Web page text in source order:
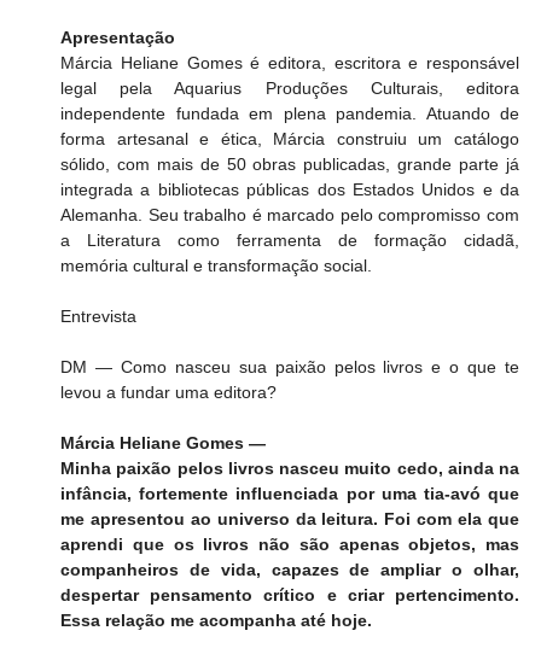
Apresentação
Márcia Heliane Gomes é editora, escritora e responsável
legal pela Aquarius Produções Culturais, editora
independente fundada em plena pandemia. Atuando de
forma artesanal e ética, Márcia construiu um catálogo
sólido, com mais de 50 obras publicadas, grande parte já
integrada a bibliotecas públicas dos Estados Unidos e da
Alemanha. Seu trabalho é marcado pelo compromisso com
a Literatura como ferramenta de formação cidadã,
memória cultural e transformação social.
Entrevista
DM — Como nasceu sua paixão pelos livros e o que te
levou a fundar uma editora?
Márcia Heliane Gomes —
Minha paixão pelos livros nasceu muito cedo, ainda na
infância, fortemente influenciada por uma tia-avó que
me apresentou ao universo da leitura. Foi com ela que
aprendi que os livros não são apenas objetos, mas
companheiros de vida, capazes de ampliar o olhar,
despertar pensamento crítico e criar pertencimento.
Essa relação me acompanha até hoje.